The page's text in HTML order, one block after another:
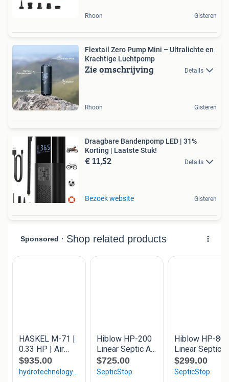
Rhoon Gisteren
Flextail Zero Pump Mini – Ultralichte en
Krachtige Luchtpomp
Zie omschrijving Details
Rhoon Gisteren
Draagbare Bandenpomp LED | 31%
Korting | Laatste Stuk!
€ 11,52 Details
Bezoek website Gisteren